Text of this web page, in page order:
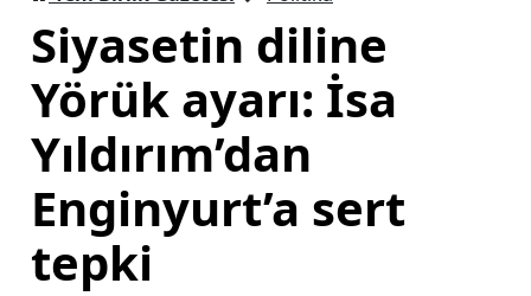
Siyasetin diline
Yörük ayarı: İsa
Yıldırım’dan
Enginyurt’a sert
tepki